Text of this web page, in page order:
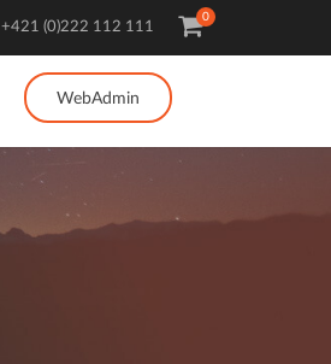
WebAdmin
+421 (0)222 112 111
0